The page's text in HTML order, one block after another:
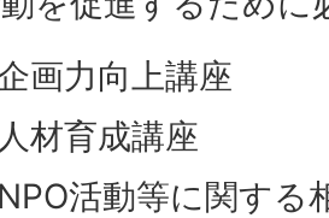
画力向上講座
人材育成講座
NPO活動等に関する